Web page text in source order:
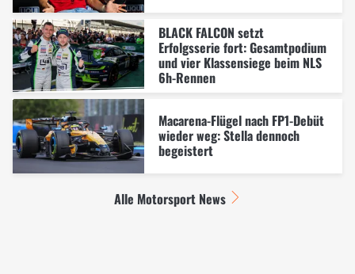
BLACK FALCON setzt
Erfolgsserie fort: Gesamtpodium
und vier Klassensiege beim NLS
6h-Rennen
Macarena-Flügel nach FP1-Debüt
wieder weg: Stella dennoch
begeistert
Alle Motorsport News